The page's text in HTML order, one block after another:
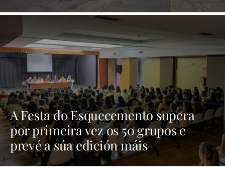
A Festa do Esquecemento supera
por primeira vez os 50 grupos e
prevé a súa edición máis
multitudinaria | NOTICIAS XINZO